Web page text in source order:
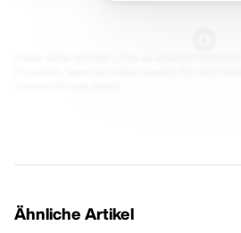
Ähnliche Artikel